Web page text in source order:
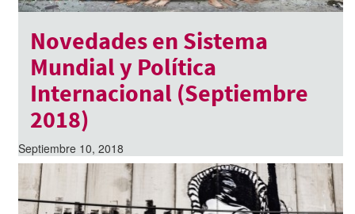
Novedades en Sistema
Mundial y Política
Internacional (Septiembre
2018)
Septiembre 10, 2018